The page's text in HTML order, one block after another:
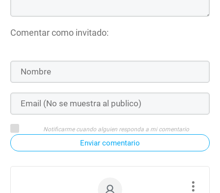
Comentar como invitado:
Notificarme cuando alguien responda a mi comentario
Enviar comentario